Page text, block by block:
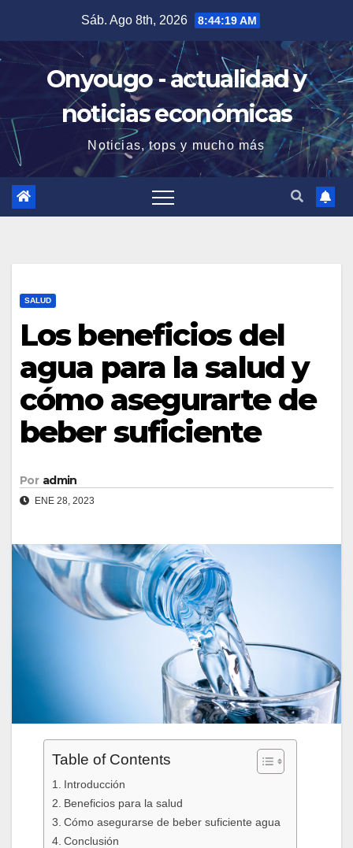
contenido
Sáb. Ago 8th, 2026 8:44:20 AM
Onyougo - actualidad y
noticias económicas
Noticias, tops y mucho más
SALUD
Los beneficios del
agua para la salud y
cómo asegurarte de
beber suficiente
Por admin
ENE 28, 2023
Table of Contents
Introducción
Beneficios para la salud
Cómo asegurarse de beber suficiente agua
Conclusión